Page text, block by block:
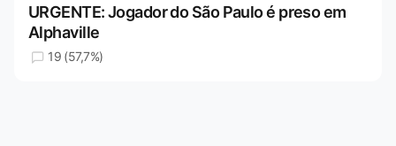
URGENTE: Jogador do São Paulo é preso em
Alphaville
19 (57,7%)